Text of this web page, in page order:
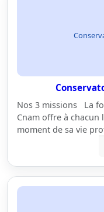
Nos 3 missions La
Cnam offre à chacun
moment de sa vie